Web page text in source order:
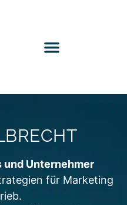
und Unternehmer
für Marketing